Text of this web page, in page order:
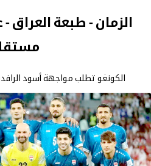
الزمان - طبعة العراق -
الكونغو تطلب مواجهة أسود